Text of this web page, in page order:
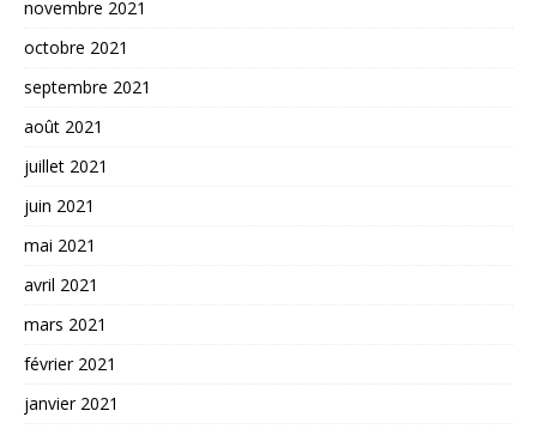
novembre 2021
octobre 2021
septembre 2021
août 2021
juillet 2021
juin 2021
mai 2021
avril 2021
mars 2021
février 2021
janvier 2021